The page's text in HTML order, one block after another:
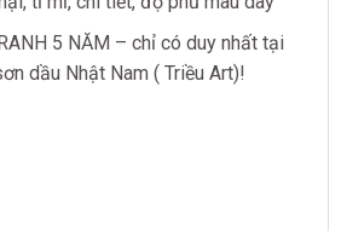
5 NĂM – chỉ có duy nhất tại
dầu Nhật Nam ( Triều Art)!